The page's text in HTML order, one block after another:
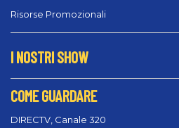
Risorse Promozionali
I NOSTRI SHOW
COME GUARDARE
DIRECTV, Canale 320